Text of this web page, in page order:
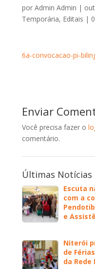
por Admin Admin |
Temporária, Editais |
6a-convocacao-pi-
Enviar
Você precisa fazer o
comentário.
Últimas Notícias
Escuta
com a
e
Niterói
de
da Rede